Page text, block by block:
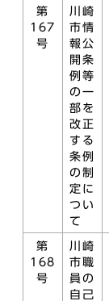
第
167
号
川崎
市情
報公
開条
例等
の一
部を
改正
する
条例
の制
定に
つい
て
第
168
号
川崎
市職
員の
自己